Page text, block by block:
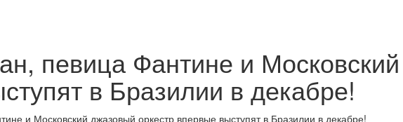
певица Фантине и
в Бразилии в декабре!